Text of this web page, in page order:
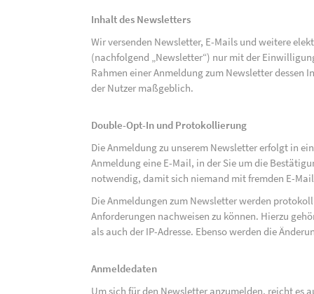
Inhalt des Newsletters
Wir versenden Newsletter, E-Mails und weitere
(nachfolgend „Newsletter“) nur mit der
Rahmen einer Anmeldung zum Newsletter
der Nutzer maßgeblich.
Double-Opt-In und Protokollierung
Die Anmeldung zu unserem Newsletter erfolgt in
Anmeldung eine E-Mail, in der Sie um die
notwendig, damit sich niemand mit fremden E-
Die Anmeldungen zum Newsletter werden
Anforderungen nachweisen zu können. Hierzu
als auch der IP-Adresse. Ebenso werden die
Anmeldedaten
Um sich für den Newsletter anzumelden, reicht es